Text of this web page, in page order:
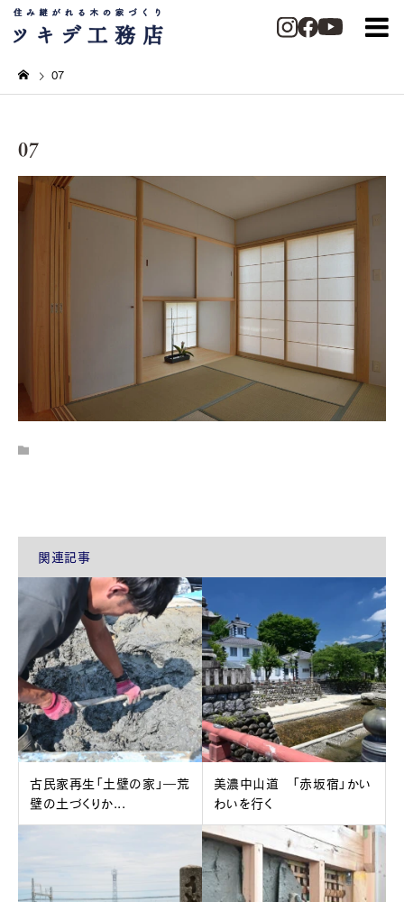
07
07
関連記事
古民家再生「土壁の家」―荒
壁の土づくりか...
美濃中山道 「赤坂宿」かい
わいを行く